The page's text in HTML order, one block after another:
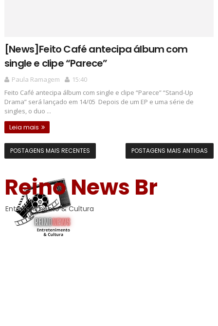
[News]Feito Café antecipa álbum com
single e clipe “Parece”
Paula Ramagem
15:40
Feito Café antecipa álbum com single e clipe “Parece” “Stand-Up
Drama” será lançado em 14/05 Depois de um EP e uma série de
singles, o duo ...
Leia mais
POSTAGENS MAIS RECENTES POSTAGENS MAIS ANTIGAS
Reino News Br
Entretenimento & Cultura